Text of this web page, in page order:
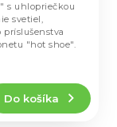
Do košíka
s uhlopriečkou
svetiel,
"hot shoe".